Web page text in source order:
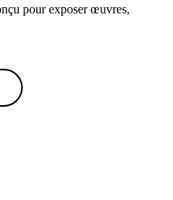
pour exposer œuvres,